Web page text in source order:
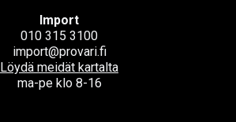
Import
010 315 3100
import@provari.fi
Löydä meidät kartalta
ma-pe klo 8-16